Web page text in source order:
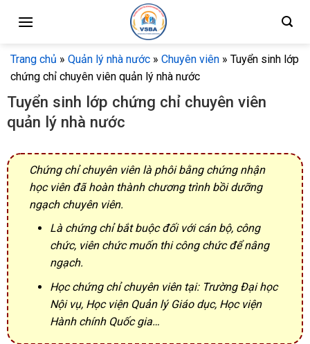
Trang chủ » Quản lý nhà nước » Chuyên viên » Tuyển sinh lớp
chứng chỉ chuyên viên quản lý nhà nước
Tuyển sinh lớp chứng chỉ chuyên viên
quản lý nhà nước
Chứng chỉ chuyên viên là phôi bằng chứng nhận
học viên đã hoàn thành chương trình bồi dưỡng
ngạch chuyên viên.
Là chứng chỉ bắt buộc đối với cán bộ, công
chức, viên chức muốn thi công chức để nâng
ngạch.
Học chứng chỉ chuyên viên tại: Trường Đại học
Nội vụ, Học viện Quản lý Giáo dục, Học viện
Hành chính Quốc gia…